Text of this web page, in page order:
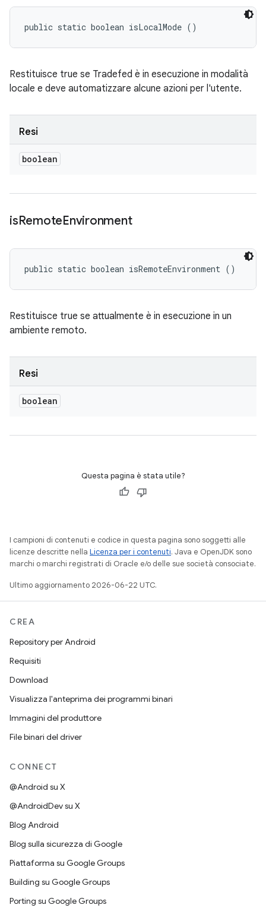
public static boolean isLocalMode ()
Restituisce true se Tradefed è in esecuzione in modalità
locale e deve automatizzare alcune azioni per l'utente.
Resi
boolean
isRemoteEnvironment
public static boolean isRemoteEnvironment ()
Restituisce true se attualmente è in esecuzione in un
ambiente remoto.
Resi
boolean
Questa pagina è stata utile?
I campioni di contenuti e codice in questa pagina sono soggetti alle
licenze descritte nella Licenza per i contenuti. Java e OpenJDK sono
marchi o marchi registrati di Oracle e/o delle sue società consociate.
Ultimo aggiornamento 2026-06-22 UTC.
CREA
Repository per Android
Requisiti
Download
Visualizza l'anteprima dei programmi binari
Immagini del produttore
File binari del driver
CONNECT
@Android su X
@AndroidDev su X
Blog Android
Blog sulla sicurezza di Google
Piattaforma su Google Groups
Building su Google Groups
Porting su Google Groups